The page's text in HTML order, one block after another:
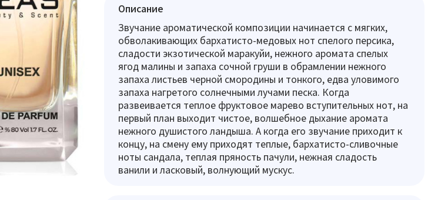
Описание
Звучание ароматической композиции начинается с мягких,
обволакивающих бархатисто-медовых нот спелого персика,
сладости экзотической маракуйи, нежного аромата спелых
ягод малины и запаха сочной груши в обрамлении нежного
запаха листьев черной смородины и тонкого, едва уловимого
запаха нагретого солнечными лучами песка. Когда
развеивается теплое фруктовое марево вступительных нот, на
первый план выходит чистое, волшебное дыхание аромата
нежного душистого ландыша. А когда его звучание приходит к
концу, на смену ему приходят теплые, бархатисто-сливочные
ноты сандала, теплая пряность пачули, нежная сладость
ванили и ласковый, волнующий мускус.